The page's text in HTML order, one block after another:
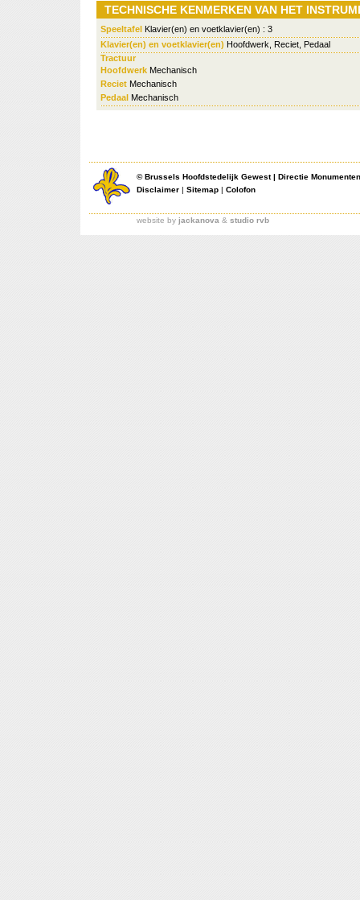
TECHNISCHE KENMERKEN VAN HET
Speeltafel Klavier(en) en voetklavier(en) : 3
Klavier(en) en voetklavier(en) Hoofdwerk, Reciet, Pedaal
Tractuur
Hoofdwerk Mechanisch
Reciet Mechanisch
Pedaal Mechanisch
©Brussels Hoofdstedelijk Gewest| Directie
Disclaimer | Sitemap | Colofon
website by jackanova & studio rvb